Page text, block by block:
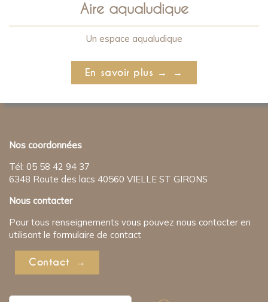
Aire aqualudique
Un espace aqualudique
En savoir plus →
Nos coordonnées
Tél: 05 58 42 94 37
6348 Route des lacs 40560 VIELLE ST GIRONS
Nous contacter
Pour tous renseignements vous pouvez nous contacter en
utilisant le formulaire de contact
Contact